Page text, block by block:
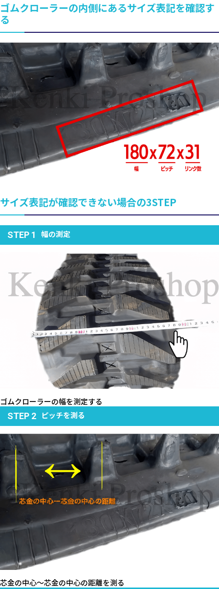
ゴムクローラーの内側にあるサイズ表記を確認す
る
サイズ表記が確認できない場合の3STEP
STEP 1 幅の測定
ゴムクローラーの幅を測定する
STEP 2 ピッチを測る
芯金の中心～芯金の中心の距離を測る